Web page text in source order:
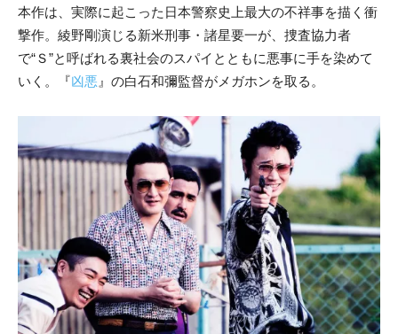
本作は、実際に起こった日本警察史上最大の不祥事を描く衝
撃作。綾野剛演じる新米刑事・諸星要一が、捜査協力者
で“Ｓ”と呼ばれる裏社会のスパイとともに悪事に手を染めて
いく。『凶悪 』の白石和彌監督がメガホンを取る。